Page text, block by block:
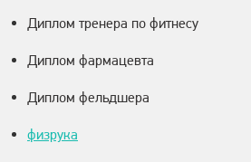
Диплом тренера по фитнесу
Диплом фармацевта
Диплом фельдшера
физрука